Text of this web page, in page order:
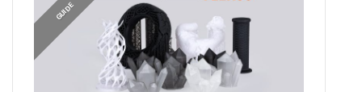
GUIDE